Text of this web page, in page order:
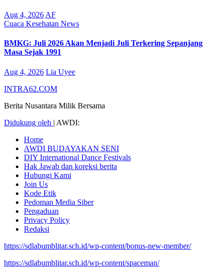
Aug 4, 2026 AF
Cuaca Kesehatan News
BMKG: Juli 2026 Akan Menjadi Juli Terkering Sepanjang
Masa Sejak 1991
Aug 4, 2026 Lia Uyee
INTRA62.COM
Berita Nusantara Milik Bersama
Didukung oleh | AWDI:
Home
AWDI BUDAYAKAN SENI
DIY International Dance Festivals
Hak Jawab dan koreksi berita
Hubungi Kami
Join Us
Kode Etik
Pedoman Media Siber
Pengaduan
Privacy Policy
Redaksi
https://sdlabumblitar.sch.id/wp-content/bonus-new-member/
https://sdlabumblitar.sch.id/wp-content/spaceman/